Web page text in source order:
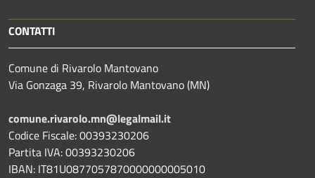
CONTATTI
Comune di Rivarolo Mantovano
Via Gonzaga 39, Rivarolo Mantovano (MN)
comune.rivarolo.mn@legalmail.it
Codice Fiscale: 00393230206
Partita IVA: 00393230206
IBAN: IT81U0877057870000000005010